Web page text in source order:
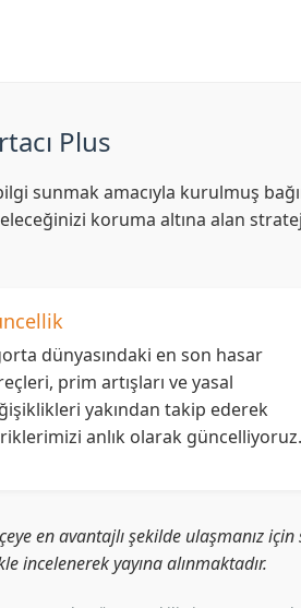
Plus
sunmak amacıyla kurulmuş
koruma altına alan
dünyasındaki en son hasar
prim artışları ve yasal
yakından takip ederek
anlık olarak güncelliyoruz.
en avantajlı şekilde ulaşmanız için
incelenerek yayına alınmaktadır.